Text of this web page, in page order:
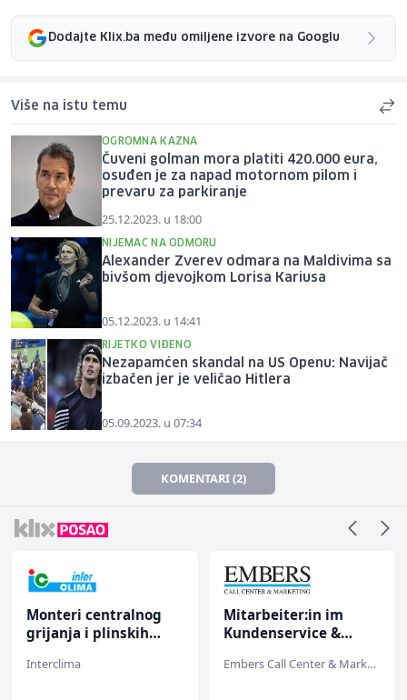
Dodajte Klix.ba među omiljene izvore na Googlu
Više na istu temu
OGROMNA KAZNA
Čuveni golman mora platiti 420.000 eura,
osuđen je za napad motornom pilom i
prevaru za parkiranje
25.12.2023. u 18:00
NIJEMAC NA ODMORU
Alexander Zverev odmara na Maldivima sa
bivšom djevojkom Lorisa Kariusa
05.12.2023. u 14:41
RIJETKO VIĐENO
Nezapamćen skandal na US Openu: Navijač
izbačen jer je veličao Hitlera
05.09.2023. u 07:34
KOMENTARI (2)
Monteri centralnog
grijanja i plinskih
Interclima
Mitarbeiter:in im
Kundenservice &
Embers Call Center & Marketing